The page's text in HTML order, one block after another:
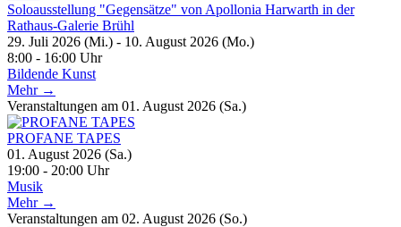
Soloausstellung "Gegensätze" von Apollonia Harwarth in der
Rathaus-Galerie Brühl
29. Juli 2026 (Mi.) - 10. August 2026 (Mo.)
8:00 - 16:00 Uhr
Bildende Kunst
Mehr →
Veranstaltungen am 01. August 2026 (Sa.)
PROFANE TAPES
01. August 2026 (Sa.)
19:00 - 20:00 Uhr
Musik
Mehr →
Veranstaltungen am 02. August 2026 (So.)